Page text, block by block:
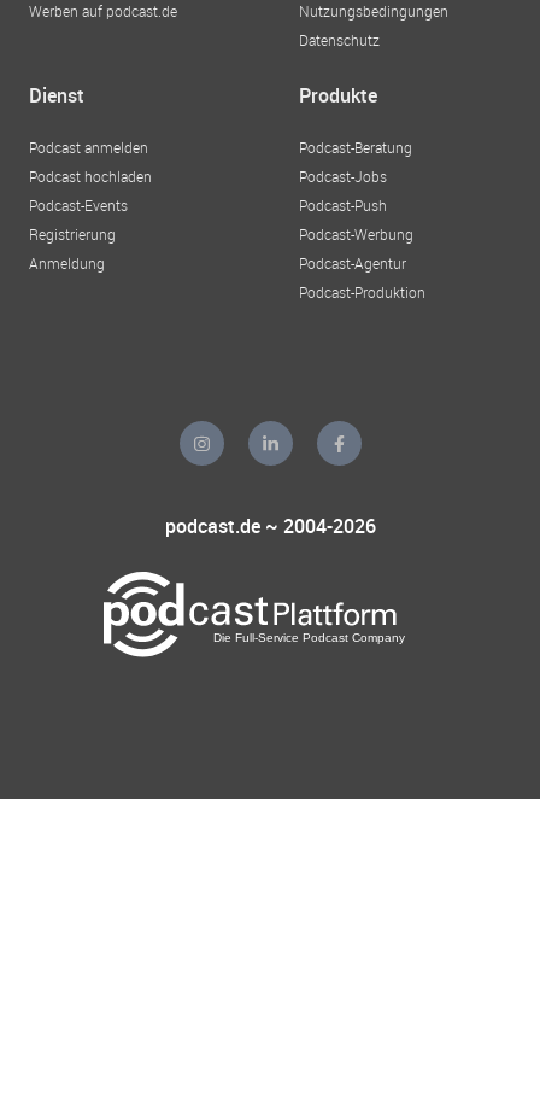
Werben auf podcast.de
Nutzungsbedingungen
Datenschutz
Dienst
Podcast anmelden
Podcast hochladen
Podcast-Events
Registrierung
Anmeldung
Produkte
Podcast-Beratung
Podcast-Jobs
Podcast-Push
Podcast-Werbung
Podcast-Agentur
Podcast-Produktion
podcast.de ~ 2004-2026